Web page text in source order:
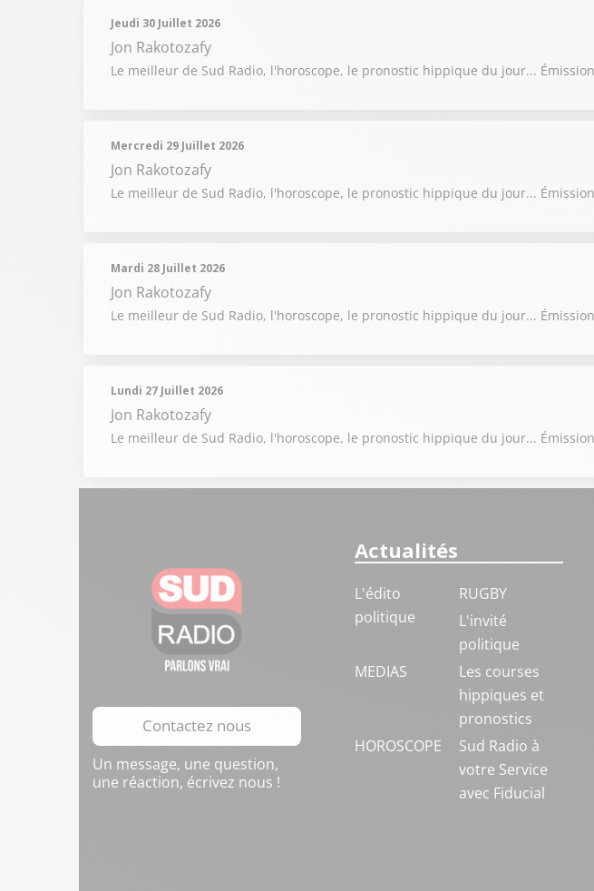
Jeudi 30 Juillet 2026
Jon Rakotozafy
Le meilleur de Sud Radio, l'horoscope, le pronostic hippique du jour...
Mercredi 29 Juillet 2026
Jon Rakotozafy
Le meilleur de Sud Radio, l'horoscope, le pronostic hippique du jour...
Mardi 28 Juillet 2026
Jon Rakotozafy
Le meilleur de Sud Radio, l'horoscope, le pronostic hippique du jour...
Lundi 27 Juillet 2026
Jon Rakotozafy
Le meilleur de Sud Radio, l'horoscope, le pronostic hippique du jour...
Contactez nous
Un message, une question,
une réaction, écrivez nous !
Actualités
L'édito
politique
RUGBY
L'invité
politique
MEDIAS
Les courses
hippiques et
pronostics
HOROSCOPE
Sud Radio à
votre Service
avec Fiducial